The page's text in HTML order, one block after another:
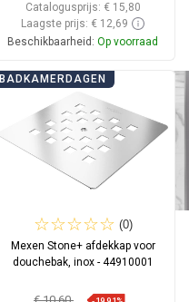
Catalogusprijs: € 15,80
Laagste prijs: € 12,69
Beschikbaarheid: Op voorraad
In winkelwagen
favorite_border Favoriet
Vergelijk
BADKAMERDAGEN
(0)
Mexen Stone+ afdekkap voor
douchebak, inox - 44910001
-19,91%